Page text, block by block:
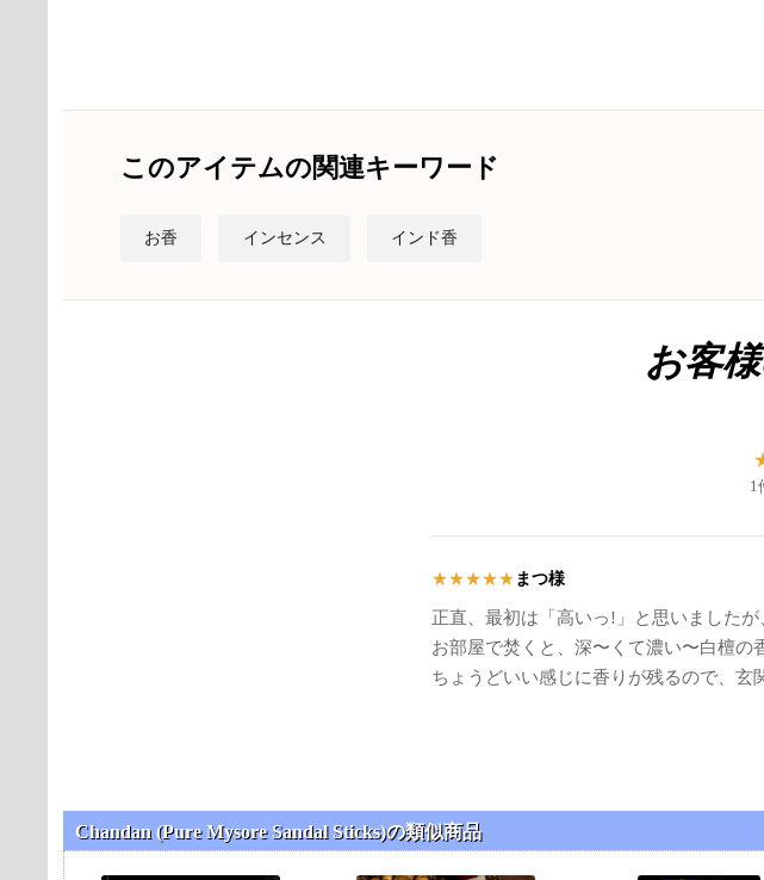
このアイテムの関連キーワード
お香 インセンス インド香
お客
1
★★★★★ まつ様
正直、最初は「高いっ!」と思いました
お部屋で焚くと、深〜くて濃い〜白檀の
ちょうどいい感じに香りが残るので、
Chandan (Pure Mysore Sandal Sticks)の類似商品